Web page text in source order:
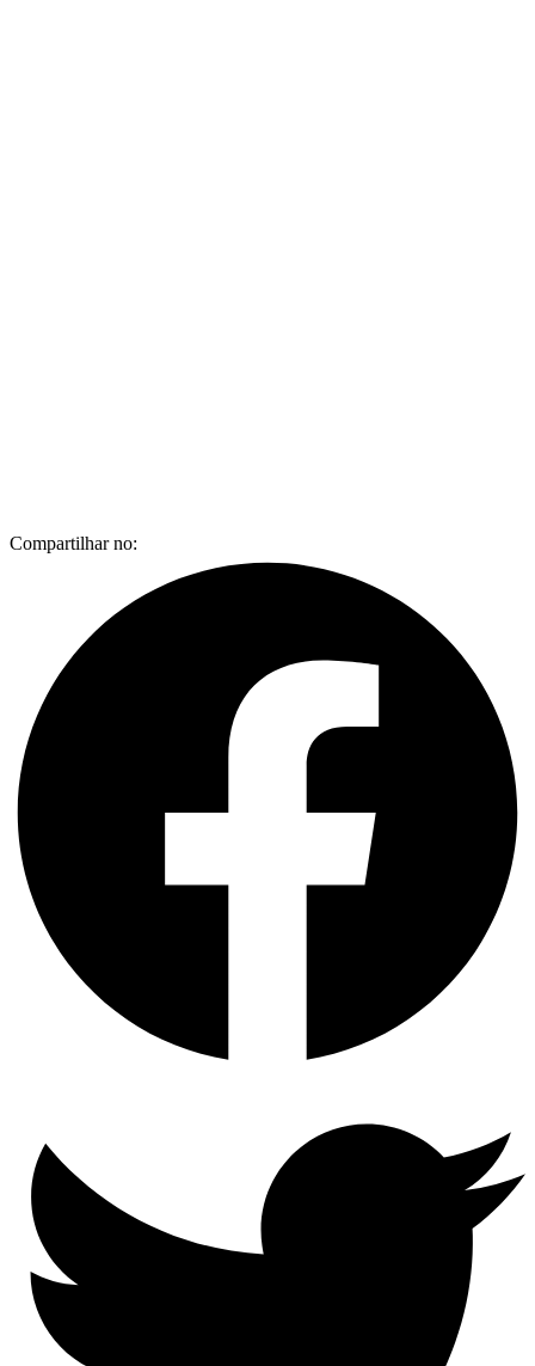
Compartilhar no: